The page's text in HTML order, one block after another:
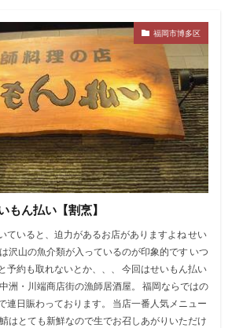
福岡市博多区
もん払い【割烹】
ていると、迫力があるお店がありますよね せい
沢山の魚介類が入っているのが印象的です いつ
予約も取れないとか、、、 今回はせいもん払い
洲・川端商店街の漁師居酒屋。 福岡ならではの
連日賑わっております。 当店一番人気メニュー
はとても新鮮なので生でお召しあがりいただけ